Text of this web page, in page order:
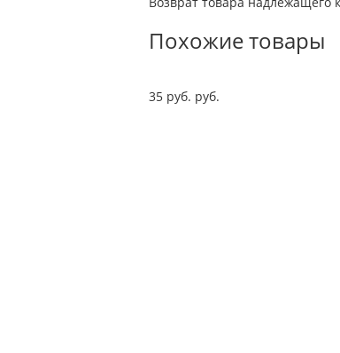
Похожие товары
35 руб. руб.